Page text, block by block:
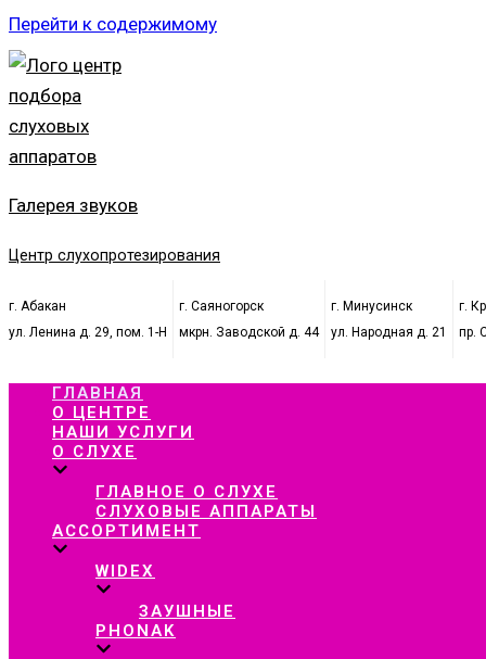
Перейти к содержимому
Галерея звуков
Центр слухопротезирования
г. Абакан
ул. Ленина д. 29, пом. 1-Н
г. Саяногорск
мкрн. Заводской д. 44
г. Минусинск
ул. Народная д. 21
г.
пр.
ГЛАВНАЯ
О ЦЕНТРЕ
НАШИ УСЛУГИ
О СЛУХЕ
ГЛАВНОЕ О СЛУХЕ
СЛУХОВЫЕ АППАРАТЫ
АССОРТИМЕНТ
WIDEX
ЗАУШНЫЕ
PHONAK